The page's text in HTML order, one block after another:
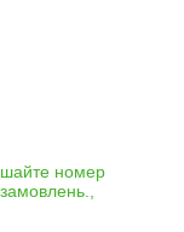
номер